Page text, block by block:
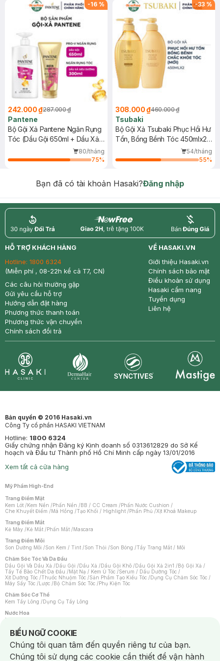
-16 %
242.000 ₫287.000 ₫
Pantene
Bộ Gội Xả Pantene Ngăn Rụng
Tóc (Dầu Gội 650ml + Dầu Xả
80/tháng
75%
-33 %
308.000 ₫460.000 ₫
Tsubaki
Bộ Gội Xả Tsubaki Phục Hồi Hư
Tổn, Bồng Bềnh Tóc 450mlx2
54/tháng
55%
Bạn đã có tài khoản Hasaki?Đăng nhập
return nowfree price
HỖ TRỢ KHÁCH HÀNG
Hotline: 1800 6324
(Miễn phí , 08-22h kể cả T7, CN)
Các câu hỏi thường gặp
Gửi yêu cầu hỗ trợ
Hướng dẫn đặt hàng
Phương thức thanh toán
Phương thức vận chuyển
Chính sách đổi trả
VỀ HASAKI.VN
Giới thiệu Hasaki.vn
Chính sách bảo mật
Điều khoản sử dụng
Hasaki cẩm nang
Tuyển dụng
Liên hệ
Bản quyền © 2016 Hasaki.vn
Công Ty cổ phần HASAKI VIETNAM
Hotline: 1800 6324
Giấy chứng nhận Đăng ký Kinh doanh số 0313612829 do Sở Kế
hoạch và Đầu tư Thành phố Hồ Chí Minh cấp ngày 13/01/2016
Xem tất cả cửa hàng
Mỹ Phẩm High-End
Trang Điểm Mặt
Kem Lót /Kem Nền /Phấn Nền /BB / CC Cream /Phấn Nước Cushion /
Che Khuyết Điểm /Má Hồng /Tạo Khối / Highlight /Phấn Phủ /Xịt Khoá Makeup
Trang Điểm Mắt
Kẻ Mày /Kẻ Mắt /Phấn Mắt /Mascara
Trang Điểm Môi
Son Dưỡng Môi /Son Kem / Tint /Son Thỏi /Son Bóng /Tẩy Trang Mắt / Môi
Chăm Sóc Tóc Và Da Đầu
Dầu Gội Và Dầu Xả /Dầu Gội /Dầu Xả /Dầu Gội Khô /Dầu Gội Xả 2in1 /Bộ Gội Xả /
Tẩy Tế Bào Chết Da Đầu /Mặt Nạ / Kem Ủ Tóc /Serum / Dầu Dưỡng Tóc /
Xịt Dưỡng Tóc /Thuốc Nhuộm Tóc /Sản Phẩm Tạo Kiểu Tóc /Dụng Cụ Chăm Sóc Tóc /
Máy Sấy Tóc /Lược /Bộ Chăm Sóc Tóc /Phụ Kiện Tóc
Chăm Sóc Cơ Thể
Kem Tẩy Lông /Dụng Cụ Tẩy Lông
Nước Hoa
Nước Hoa Nữ
Chăm Sóc Cá Nhân
Chống Muỗi /Khẩu Trang /Máy Massage/Mặt Nạ Xông Hơi /Nước Rửa Tay/
Sản Phẩm Chăm Sóc Khác /Bàn Chải Đánh Răng /Bàn Chải Điện/
Hỗ Trợ Trắng Răng/Kem Đánh Răng /Máy Tăm Nước/ Nước Súc Miệng/
BIỂU NGỮ COOKIE
Notice about cookies usage
Chúng tôi quan tâm đến quyền riêng tư của bạn.
Chúng tôi sử dụng các cookie cần thiết để vận hành